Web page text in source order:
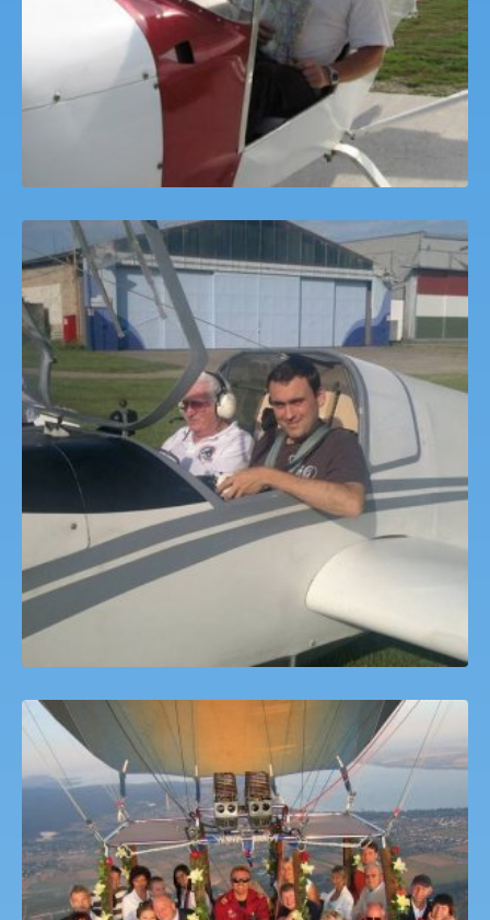
Motorosrepülő Pilótaképzés Farkashegy
Hőlégballon Sétarepülés Hévíz